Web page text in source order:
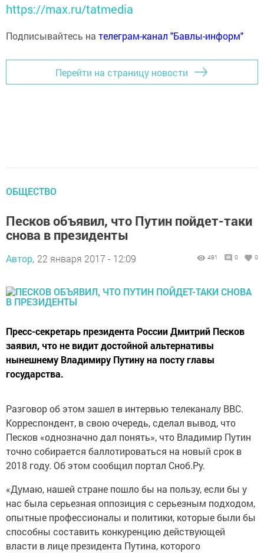
https://max.ru/tatmedia
Подписывайтесь на телеграм-канал "Бавлы-информ"
Перейти на страницу новости
ОБЩЕСТВО
Песков объявил, что Путин пойдет-таки
снова в президенты
Автор, 22 января 2017 - 12:09 491 0 0
Пресс-секретарь президента России Дмитрий Песков
заявил, что не видит достойной альтернативы
нынешнему Владимиру Путину на посту главы
государства.
Разговор об этом зашел в интервью телеканалу ВВС.
Корреспондент, в свою очередь, сделал вывод, что
Песков «однозначно дал понять», что Владимир Путин
точно собирается баллотироваться на новый срок в
2018 году. Об этом сообщил портал Сноб.Ру.
«Думаю, нашей стране пошло бы на пользу, если бы у
нас была серьезная оппозиция с серьезным подходом,
опытные профессионалы и политики, которые были бы
способны составить конкуренцию действующей
власти в лице президента Путина, которого